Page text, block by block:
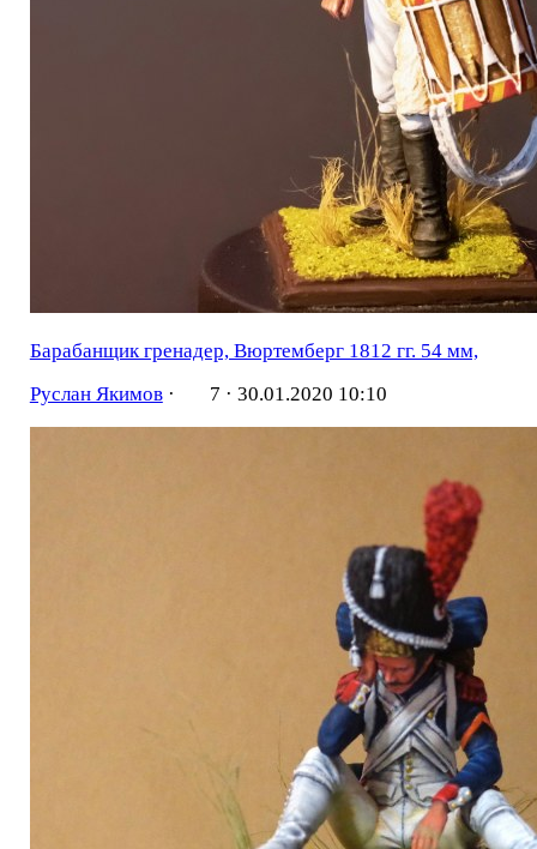
Барабанщик гренадер, Вюртемберг 1812 гг. 54 мм,
Руслан Якимов· 7 · 30.01.2020 10:10